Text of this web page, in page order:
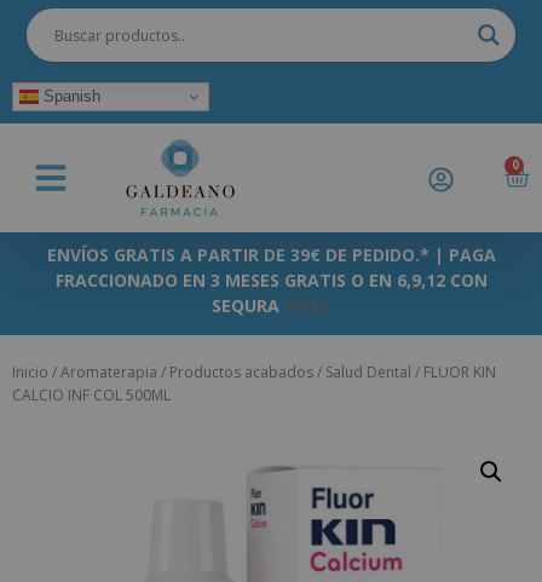
Spanish
0
ENVÍOS GRATIS A PARTIR DE 39€ DE PEDIDO.* | PAGA
FRACCIONADO EN 3 MESES GRATIS O EN 6,9,12 CON
SEQURA +info
Inicio /Aromaterapia / Productos acabados/ Salud Dental / FLUOR KIN
CALCIO INF COL 500ML